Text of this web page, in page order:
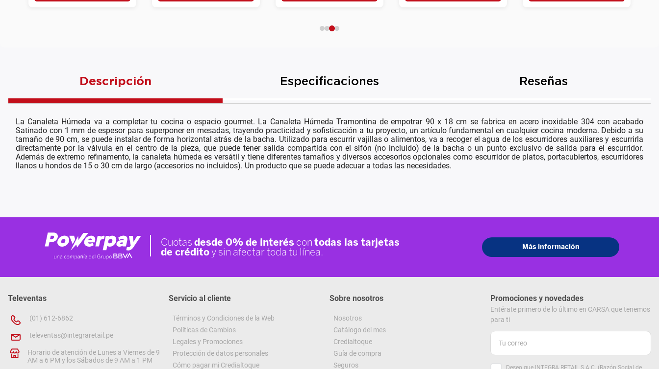
Descripción Especificaciones Reseñas
La Canaleta Húmeda va a completar tu cocina o espacio gourmet. La Canaleta Húmeda Tramontina de empotrar 90 x 18 cm se fabrica en acero inoxidable 304 con acabado
Satinado con 1 mm de espesor para superponer en mesadas, trayendo practicidad y sofisticación a tu proyecto, un artículo fundamental en cualquier cocina moderna. Debido a su
tamaño de 90 cm, se puede instalar de forma horizontal atrás de la bacha. Utilizado para escurrir vajillas o alimentos, va a recoger el agua de los escurridores auxiliares y escurrirla
directamente por la válvula en el centro de la pieza, que puede tener salida compartida con el sifón (no incluido) de la bacha o un punto exclusivo de salida para el escurridor.
Además de extremo refinamento, la canaleta húmeda es versátil y tiene diferentes tamaños y diversos accesorios opcionales como escurridor de platos, portacubiertos, escurridores
llanos u hondos de 15 o 30 cm de largo (accesorios no incluidos). Un producto que se puede adecuar a todas las necesidades.
Televentas
(01) 612-6862
televentas@integraretail.pe
Horario de atención de Lunes a Viernes de 9
AM a 6 PM y los Sábados de 9 AM a 1 PM
Servicio al cliente
Términos y Condiciones de la Web
Políticas de Cambios
Legales y Promociones
Protección de datos personales
Cómo pagar mi Credialtoque
Sobre nosotros
Nosotros
Catálogo del mes
Credialtoque
Guía de compra
Seguros
Promociones y novedades
Entérate primero de lo último en CARSA que tenemos
para ti